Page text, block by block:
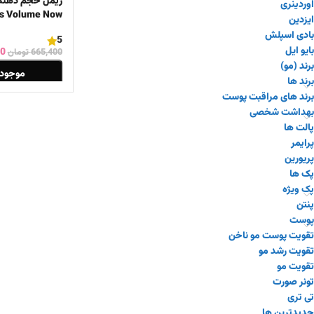
اوردینری
ایزدین
بادی اسپلش
بایو ایل
برند (مو)
برند ها
برند های مراقبت پوست
بهداشت شخصی
پالت ها
پرایمر
پریورین
پک ها
پک ویژه
پنتن
پوست
تقویت پوست مو ناخن
تقویت رشد مو
تقویت مو
تونر صورت
تی تری
Volume Now
5
665,400تومان